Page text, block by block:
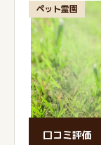
ペット霊園
口コミ評価